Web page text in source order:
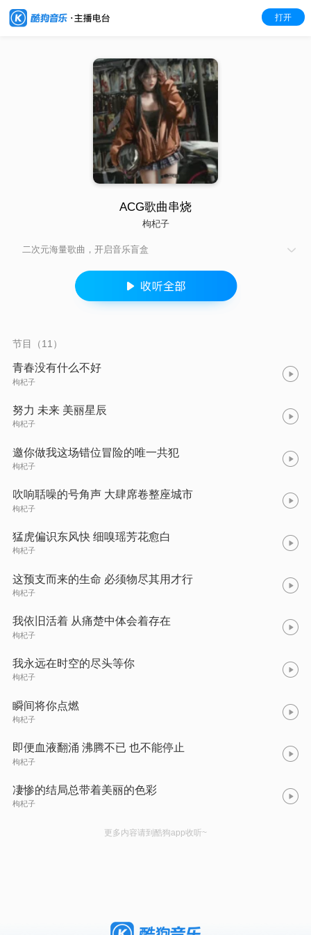
打开
ACG歌曲串烧
枸杞子
二次元海量歌曲，开启音乐盲盒
节目（11）
青春没有什么不好
枸杞子
努力 未来 美丽星辰
枸杞子
邀你做我这场错位冒险的唯一共犯
枸杞子
吹响聒噪的号角声 大肆席卷整座城市
枸杞子
猛虎偏识东风快 细嗅瑶芳花愈白
枸杞子
这预支而来的生命 必须物尽其用才行
枸杞子
我依旧活着 从痛楚中体会着存在
枸杞子
我永远在时空的尽头等你
枸杞子
瞬间将你点燃
枸杞子
即便血液翻涌 沸腾不已 也不能停止
枸杞子
凄惨的结局总带着美丽的色彩
枸杞子
更多内容请到酷狗app收听~